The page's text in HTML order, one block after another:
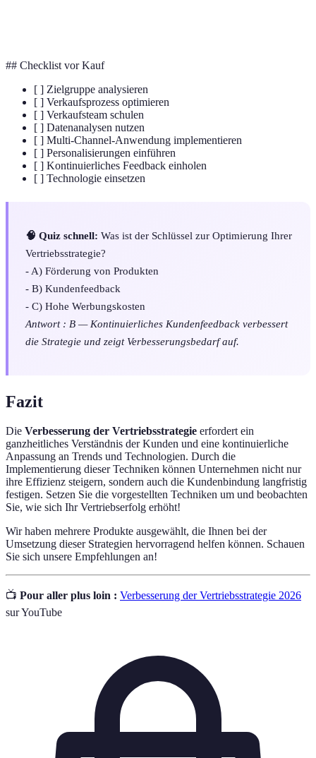
## Checklist vor Kauf
[ ] Zielgruppe analysieren
[ ] Verkaufsprozess optimieren
[ ] Verkaufsteam schulen
[ ] Datenanalysen nutzen
[ ] Multi-Channel-Anwendung implementieren
[ ] Personalisierungen einführen
[ ] Kontinuierliches Feedback einholen
[ ] Technologie einsetzen
🧠 Quiz schnell: Was ist der Schlüssel zur Optimierung Ihrer
Vertriebsstrategie?
- A) Förderung von Produkten
- B) Kundenfeedback
- C) Hohe Werbungskosten
Antwort : B — Kontinuierliches Kundenfeedback verbessert
die Strategie und zeigt Verbesserungsbedarf auf.
Fazit
Die Verbesserung der Vertriebsstrategie erfordert ein
ganzheitliches Verständnis der Kunden und eine kontinuierliche
Anpassung an Trends und Technologien. Durch die
Implementierung dieser Techniken können Unternehmen nicht nur
ihre Effizienz steigern, sondern auch die Kundenbindung langfristig
festigen. Setzen Sie die vorgestellten Techniken um und beobachten
Sie, wie sich Ihr Vertriebserfolg erhöht!
Wir haben mehrere Produkte ausgewählt, die Ihnen bei der
Umsetzung dieser Strategien hervorragend helfen können. Schauen
Sie sich unsere Empfehlungen an!
📺 Pour aller plus loin : Verbesserung der Vertriebsstrategie 2026
sur YouTube